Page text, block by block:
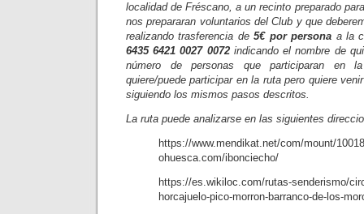
localidad de Fréscano, a un recinto preparado
nos prepararan voluntarios del Club y que
realizando trasferencia de5€ por persona a la
6435 6421 0027 0072indicando el nombre de
número de personas que participaran en
quiere/puede participar en la ruta pero quiere
siguiendo los mismos pasos descritos.
La ruta puede analizarse en las siguientes
https://www.mendikat.net/com/mount/
ohuesca.com/ibonciecho/
https://es.wikiloc.com/rutas-senderismo/
horcajuelo-pico-morron-barranco-de-los-